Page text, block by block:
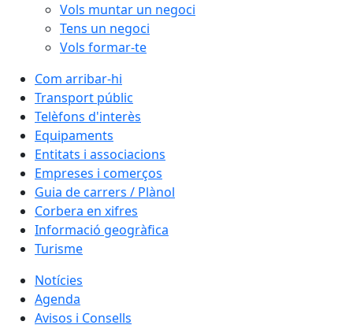
Vols muntar un negoci
Tens un negoci
Vols formar-te
Com arribar-hi
Transport públic
Telèfons d'interès
Equipaments
Entitats i associacions
Empreses i comerços
Guia de carrers / Plànol
Corbera en xifres
Informació geogràfica
Turisme
Notícies
Agenda
Avisos i Consells